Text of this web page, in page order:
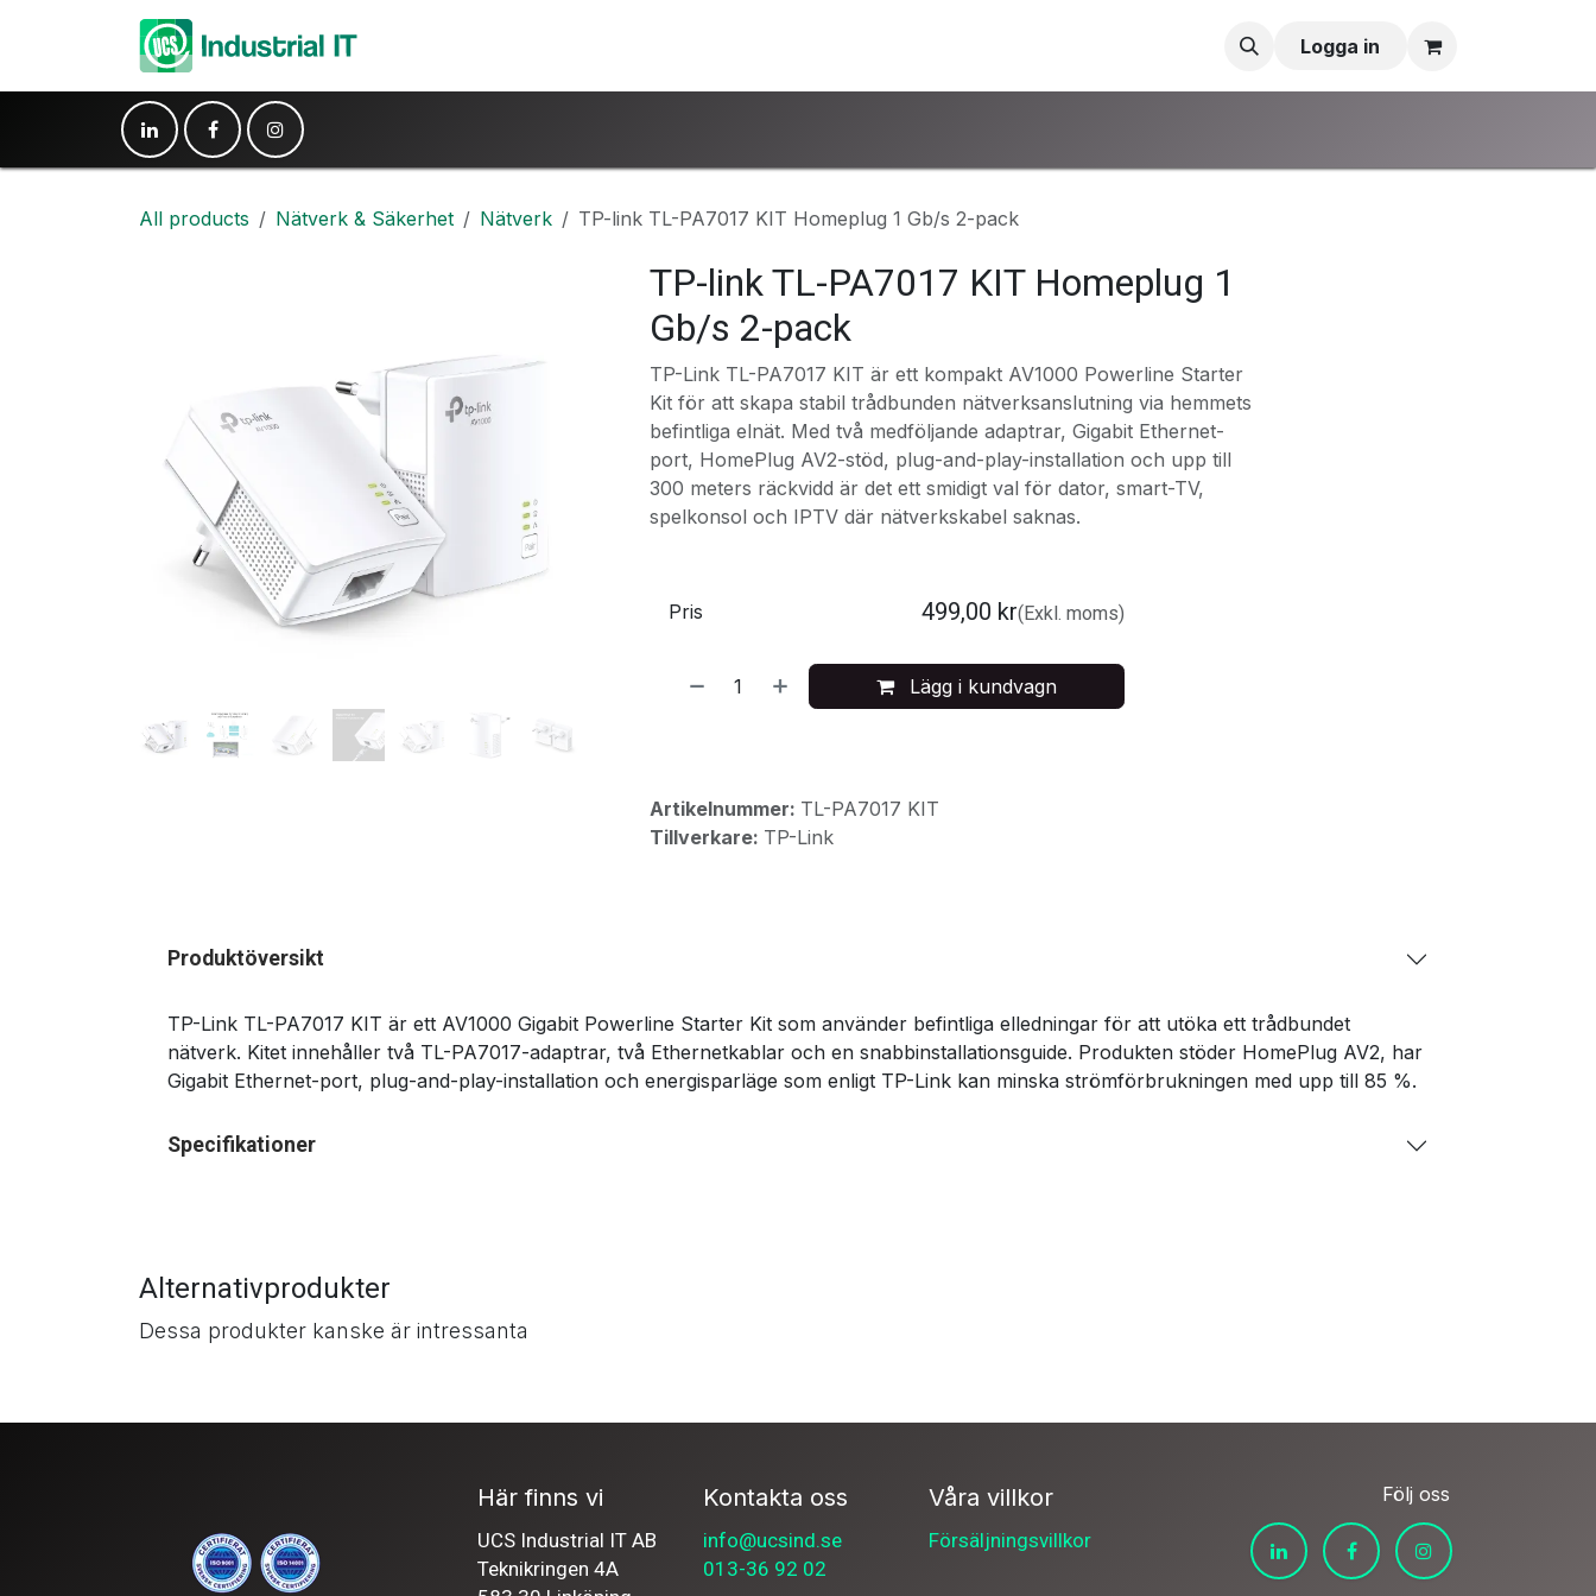
Hoppa till innehåll
Logga in
All products Nätverk & Säkerhet Nätverk TP-link TL-PA7017 KIT Homeplug 1 Gb/s 2-pack
TP-link TL-PA7017 KIT Homeplug 1
Gb/s 2-pack
TP-Link TL-PA7017 KIT är ett kompakt AV1000 Powerline Starter
Kit för att skapa stabil trådbunden nätverksanslutning via hemmets
befintliga elnät. Med två medföljande adaptrar, Gigabit Ethernet-
port, HomePlug AV2-stöd, plug-and-play-installation och upp till
300 meters räckvidd är det ett smidigt val för dator, smart-TV,
spelkonsol och IPTV där nätverkskabel saknas.
Lägg i kundvagn
Pris 499,00 kr(Exkl. moms)
Artikelnummer: TL-PA7017 KIT
Tillverkare: TP-Link
Produktöversikt
TP-Link TL-PA7017 KIT är ett AV1000 Gigabit Powerline Starter Kit som använder befintliga elledningar för att utöka ett trådbundet
nätverk. Kitet innehåller två TL-PA7017-adaptrar, två Ethernetkablar och en snabbinstallationsguide. Produkten stöder HomePlug AV2, har
Gigabit Ethernet-port, plug-and-play-installation och energisparläge som enligt TP-Link kan minska strömförbrukningen med upp till 85 %.
Specifikationer
Alternativprodukter
Dessa produkter kanske är intressanta
Här finns vi
UCS Industrial IT AB
Teknikringen 4A
Kontakta oss
info@ucsind.se
013-36 92 02
Våra villkor
Försäljningsvillkor
Följ oss